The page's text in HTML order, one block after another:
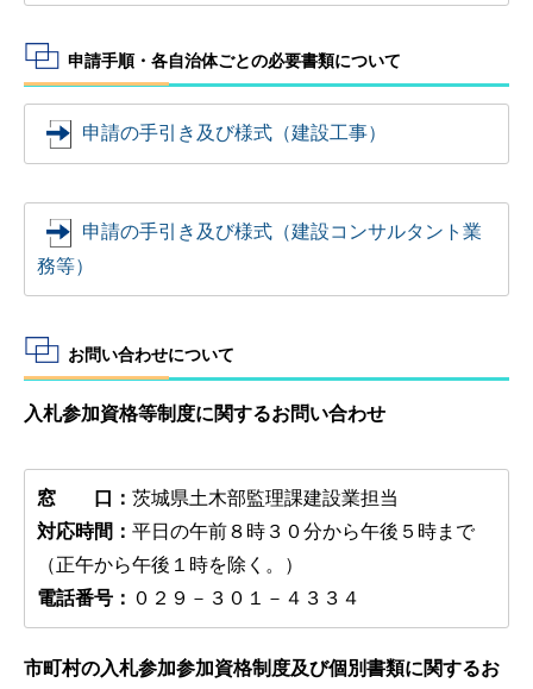
申請手順・各自治体ごとの必要書類について
申請の手引き及び様式（建設工事）
申請の手引き及び様式（建設コンサルタント業
務等）
お問い合わせについて
入札参加資格等制度に関するお問い合わせ
窓 口： 茨城県土木部監理課建設業担当
対応時間： 平日の午前８時３０分から午後５時まで
（正午から午後１時を除く。）
電話番号： ０２９－３０１－４３３４
市町村の入札参加参加資格制度及び個別書類に関するお